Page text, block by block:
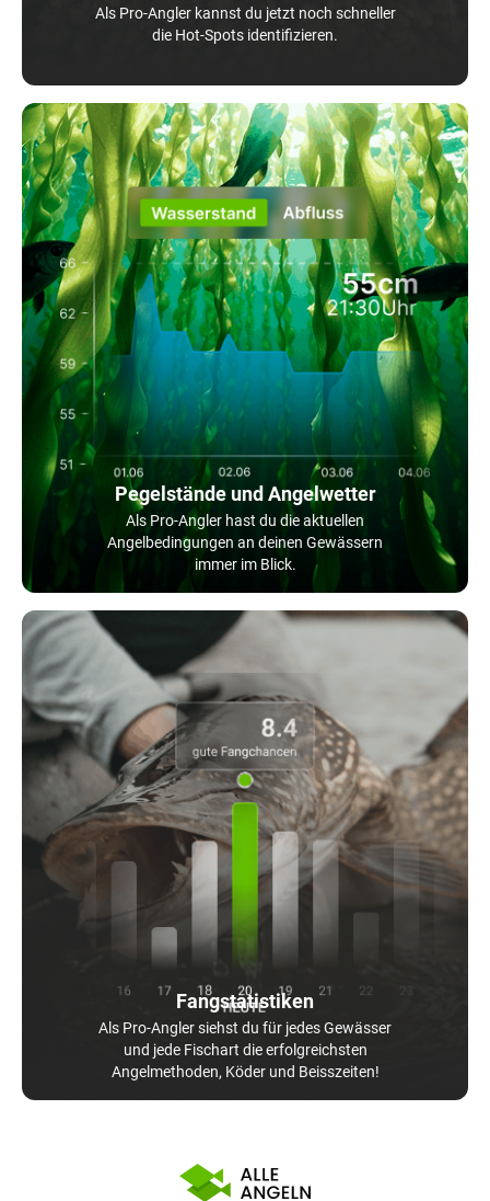
Als Pro-Angler kannst du jetzt noch schneller
die Hot-Spots identifizieren.
Pegelstände und Angelwetter
Als Pro-Angler hast du die aktuellen
Angelbedingungen an deinen Gewässern
immer im Blick.
Fangstatistiken
Als Pro-Angler siehst du für jedes Gewässer
und jede Fischart die erfolgreichsten
Angelmethoden, Köder und Beisszeiten!